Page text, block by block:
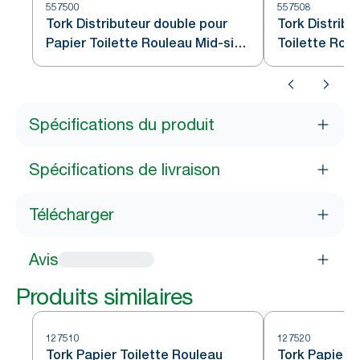
557500
Tork Distributeur double pour
Papier Toilette Rouleau Mid-size
blanc T6
557508
Tork
Toilette
T6
Spécifications du produit
Spécifications de livraison
Télécharger
Avis
Produits similaires
127510
Tork Papier Toilette Rouleau
127520
Tork Papier